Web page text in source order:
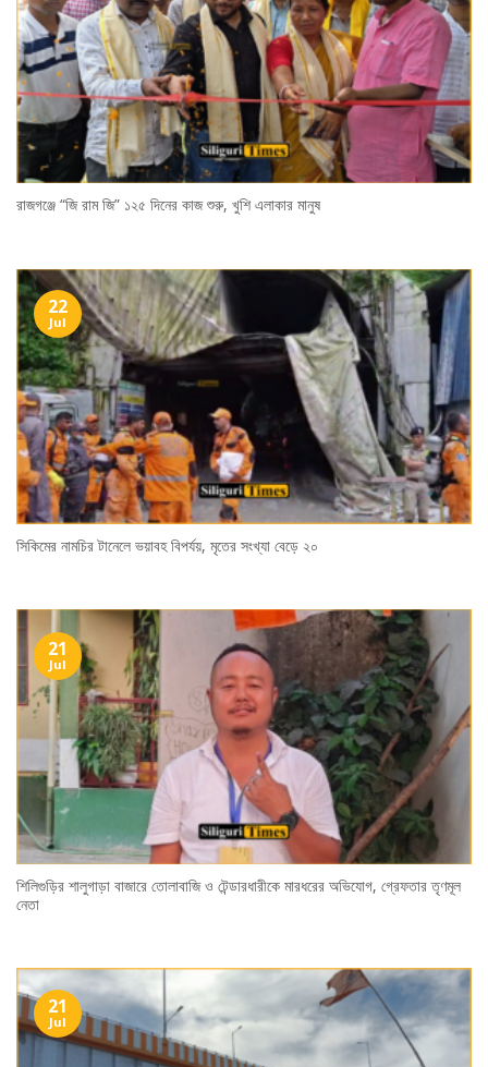
রাজগঞ্জে “জি রাম জি” ১২৫ দিনের কাজ শুরু, খুশি এলাকার মানুষ
সিকিমের নামচির টানেলে ভয়াবহ বিপর্যয়, মৃতের সংখ্যা বেড়ে ২০
22
Jul
শিলিগুড়ির শালুগাড়া বাজারে তোলাবাজি ও টেন্ডারধারীকে মারধরের অভিযোগ, গ্রেফতার তৃণমূল
নেতা
21
Jul
21
Jul